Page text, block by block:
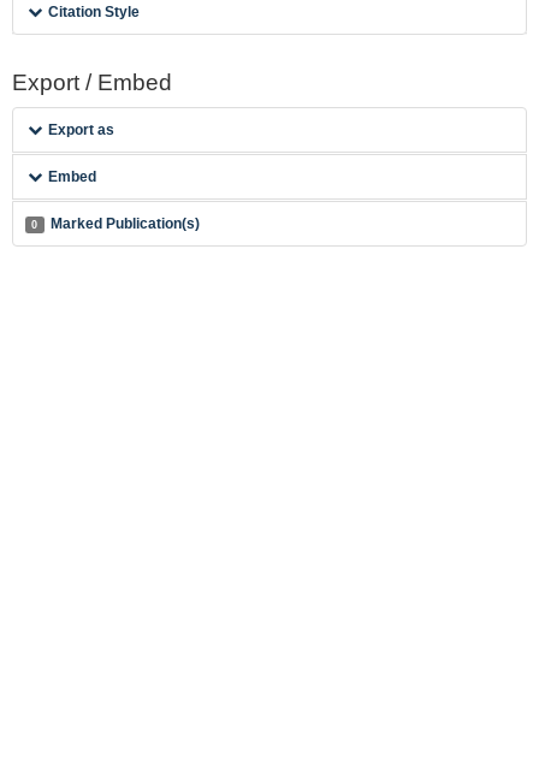
Citation Style
Export / Embed
Export as
Embed
0 Marked Publication(s)